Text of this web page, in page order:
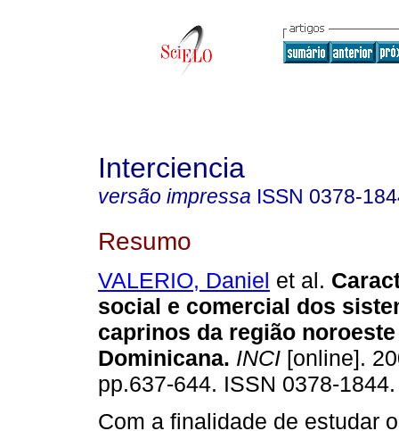
Interciencia
versão impressa ISSN 0378-
Resumo
VALERIO, Daniel et al.
social e comercial dos
caprinos da região
Dominicana. INCI [online].
pp.637-644. ISSN 0378-1844.
Com a finalidade de estudar